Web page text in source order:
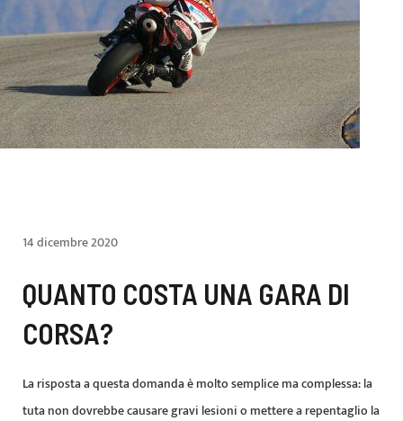
14 dicembre 2020
QUANTO COSTA UNA GARA DI
CORSA?
La risposta a questa domanda è molto semplice ma complessa: la
tuta non dovrebbe causare gravi lesioni o mettere a repentaglio la